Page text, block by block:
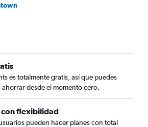
es totalmente gratis, así que puedes
ahorrar desde el momento cero.
con flexibilidad
pueden hacer planes con total